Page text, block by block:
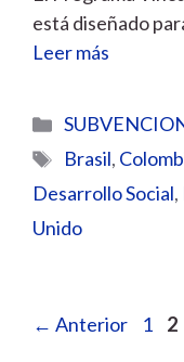
está diseñado
Leer más
Categorías
Etiquetas
Brasil,
Desarrollo Social,
Unido
← Anterior 1 2